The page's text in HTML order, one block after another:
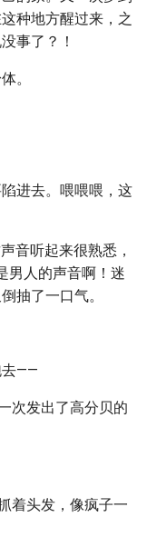
种地方醒过来，之
事了？！
。
进去。喂喂喂，这
音听起来很熟悉，
男人的声音啊！迷
抽了一口气。
去——
次发出了高分贝的
着头发，像疯子一